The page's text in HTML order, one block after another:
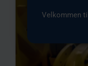
Velkommen